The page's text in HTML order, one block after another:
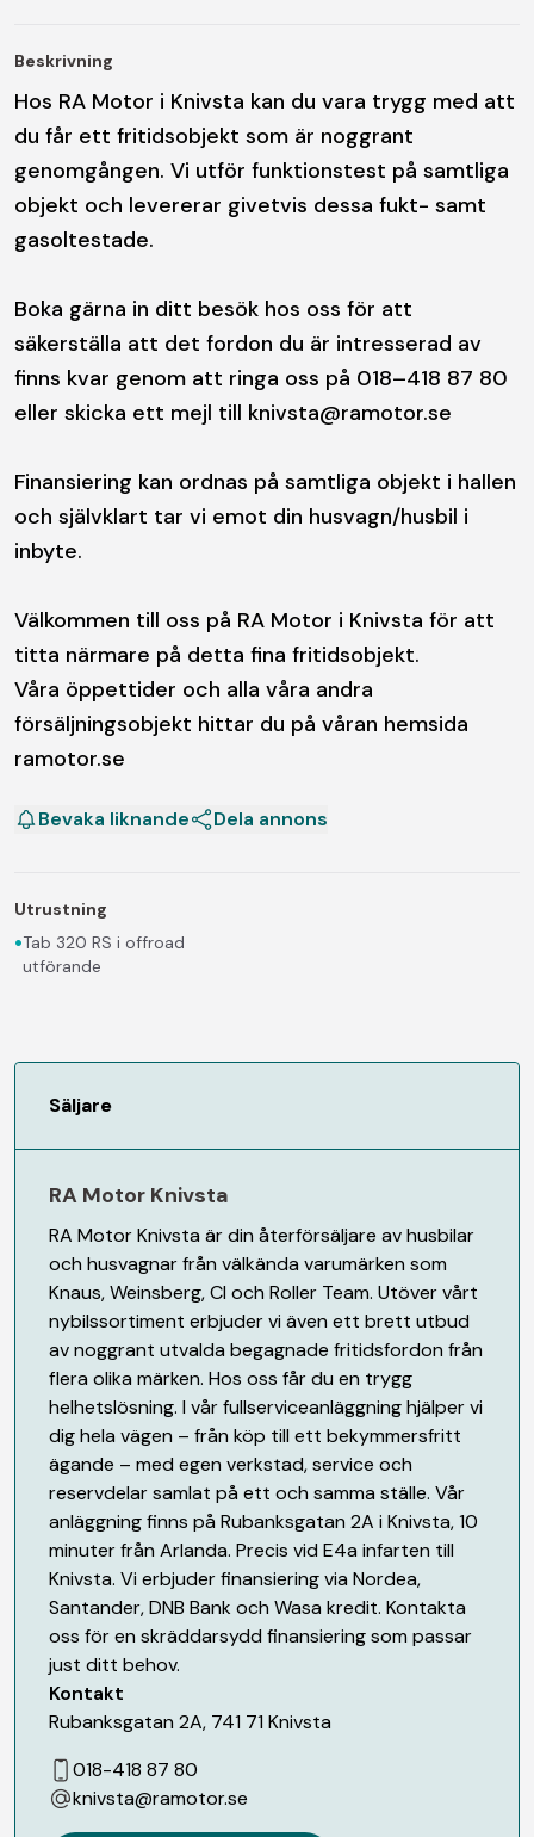
Beskrivning
Hos RA Motor i Knivsta kan du vara trygg med att
du får ett fritidsobjekt som är noggrant
genomgången. Vi utför funktionstest på samtliga
objekt och levererar givetvis dessa fukt- samt
gasoltestade.
Boka gärna in ditt besök hos oss för att
säkerställa att det fordon du är intresserad av
finns kvar genom att ringa oss på 018–418 87 80
eller skicka ett mejl till knivsta@ramotor.se
Finansiering kan ordnas på samtliga objekt i hallen
och självklart tar vi emot din husvagn/husbil i
inbyte.
Välkommen till oss på RA Motor i Knivsta för att
titta närmare på detta fina fritidsobjekt.
Våra öppettider och alla våra andra
försäljningsobjekt hittar du på våran hemsida
ramotor.se
Bevaka liknande Dela annons
Utrustning
•Tab 320 RS i offroad
utförande
Säljare
RA Motor Knivsta
RA Motor Knivsta är din återförsäljare av husbilar
och husvagnar från välkända varumärken som
Knaus, Weinsberg, CI och Roller Team. Utöver vårt
nybilssortiment erbjuder vi även ett brett utbud
av noggrant utvalda begagnade fritidsfordon från
flera olika märken. Hos oss får du en trygg
helhetslösning. I vår fullserviceanläggning hjälper vi
dig hela vägen – från köp till ett bekymmersfritt
ägande – med egen verkstad, service och
reservdelar samlat på ett och samma ställe. Vår
anläggning finns på Rubanksgatan 2A i Knivsta, 10
minuter från Arlanda. Precis vid E4a infarten till
Knivsta. Vi erbjuder finansiering via Nordea,
Santander, DNB Bank och Wasa kredit. Kontakta
oss för en skräddarsydd finansiering som passar
just ditt behov.
Kontakt
Rubanksgatan 2A, 741 71 Knivsta
018-418 87 80
knivsta@ramotor.se